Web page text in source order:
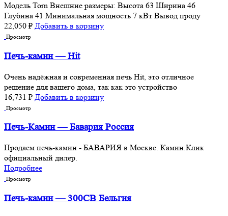
Moдель Torn Внешние размеры: Высота 63 Ширина 46
Глубина 41 Минимальная мощность 7 кВт Вывод проду
22,050 ₽ Добавить в корзину
Просмотр
Печь-камин — Hit
Очень надёжная и современная печь Hit, это отличное
решение для вашего дома, так как это устройство
16,731 ₽ Добавить в корзину
Просмотр
Печь-Камин — Бавария Россия
Продаем печь-камин - БАВАРИЯ в Москве. Камин.Клик
официальный дилер.
Подробнее
Просмотр
Печь-камин — 300CB Бельгия